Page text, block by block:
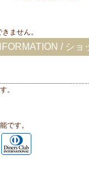
ません。
/ シ
。
です。